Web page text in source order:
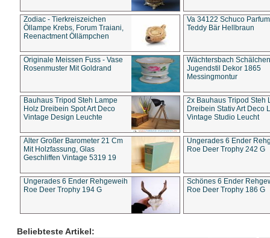
Zodiac - Tierkreiszeichen
Öllampe Krebs, Forum Traiani,
Reenactment Öllämpchen
Va 34122 Schuco
Teddy Bär Hellbraun
Originale Meissen Fuss - Vase
Rosenmuster Mit Goldrand
Wächtersbach Schälchen
Jugendstil Dekor 1865
Messingmontur
Bauhaus Tripod Steh Lampe
Holz Dreibein Spot Art Deco
Vintage Design Leuchte
2x Bauhaus Tripod Steh
Dreibein Stativ Art Deco
Vintage Studio Leucht
Alter Großer Barometer 21 Cm
Mit Holzfassung, Glas
Geschliffen Vintage 5319 19
Ungerades 6 Ender
Roe Deer Trophy 242 G
Ungerades 6 Ender Rehgeweih
Roe Deer Trophy 194 G
Schönes 6 Ender
Roe Deer Trophy 186 G
Beliebteste Artikel: